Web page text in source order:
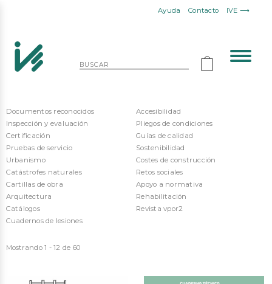
Ayuda Contacto IVE ⟶
Documentos reconocidos
Accesibilidad
Inspección y evaluación
Pliegos de condiciones
Certificación
Guías de calidad
Pruebas de servicio
Sostenibilidad
Urbanismo
Costes de construcción
Catástrofes naturales
Retos sociales
Cartillas de obra
Apoyo a normativa
Arquitectura
Rehabilitación
Catálogos
Revista vpor2
Cuadernos de lesiones
Mostrando 1 - 12 de 60